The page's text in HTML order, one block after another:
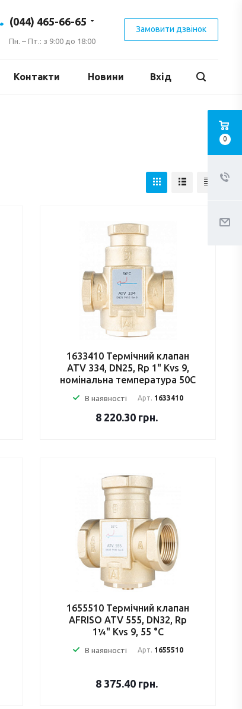
(044) 465-66-65
Пн. – Пт.: з 9:00 до 18:00
Замовити дзвінок
Вхід
Контакти Новини
1633410 Термічний клапан
ATV 334, DN25, Rp 1" Kvs 9,
номінальна температура 50C
В наявності Арт. 1633410
8 220.30 грн.
1655510 Термічний клапан
AFRISO ATV 555, DN32, Rp
1¼" Kvs 9, 55 °C
В наявності Арт. 1655510
8 375.40 грн.
0